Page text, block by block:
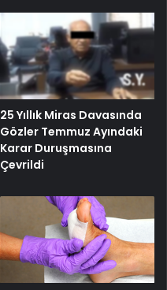
25 Yıllık Miras Davasında
Gözler Temmuz Ayındaki
Karar Duruşmasına
Çevrildi